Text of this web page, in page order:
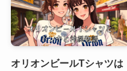
オリオンビールTシャツは